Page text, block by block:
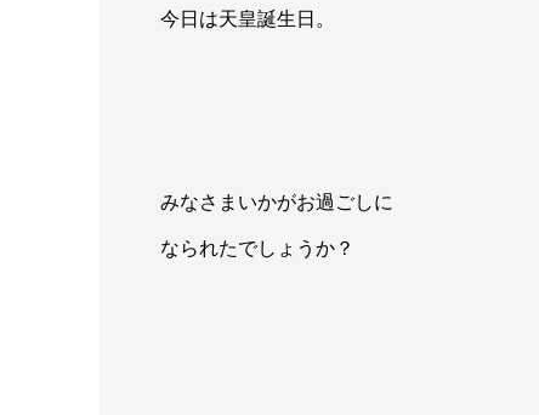
今日は天皇誕生日。
みなさまいかがお過ごしに
なられたでしょうか？